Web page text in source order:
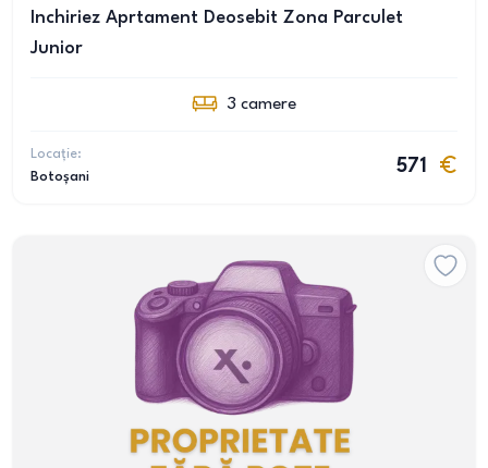
Inchiriez Aprtament Deosebit Zona Parculet
Junior
3 camere
Locație:
Botoșani
571